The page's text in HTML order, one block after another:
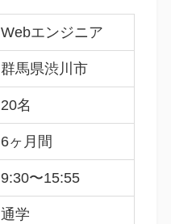
Webエンジニア
群馬県渋川市
20名
6ヶ月間
9:30〜15:55
通学